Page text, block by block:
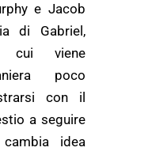
e Jacob
di Gabriel,
cui viene
poco
con il
a seguire
idea